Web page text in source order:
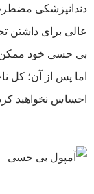
دندانپزشکی
عالی برای داشتن
بی حسی خود ممکن
اما پس از آن؛ کل
احساس نخواهید